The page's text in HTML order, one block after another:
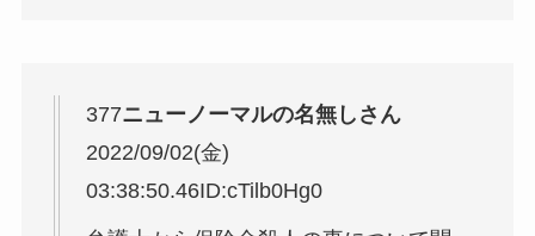
377ニューノーマルの名無しさん
2022/09/02(金)
03:38:50.46ID:cTilb0Hg0